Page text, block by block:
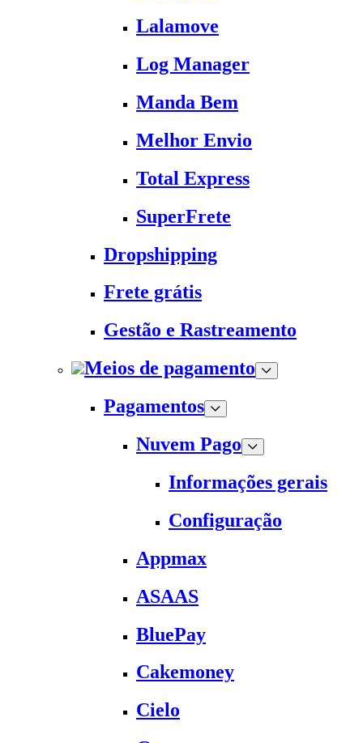
Lalamove
Log Manager
Manda Bem
Melhor Envio
Total Express
SuperFrete
Dropshipping
Frete grátis
Gestão e Rastreamento
Meios de pagamento
Pagamentos
Nuvem Pago
Informações gerais
Configuração
Appmax
ASAAS
BluePay
Cakemoney
Cielo